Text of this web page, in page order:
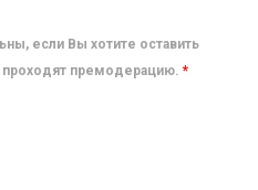
если Вы хотите оставить
премодерацию. *